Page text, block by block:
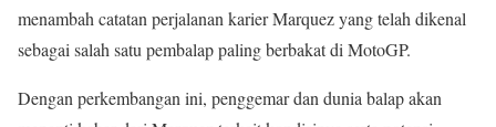
menambah catatan perjalanan karier Marquez yang telah dikenal
sebagai salah satu pembalap paling berbakat di MotoGP.
Dengan perkembangan ini, penggemar dan dunia balap akan